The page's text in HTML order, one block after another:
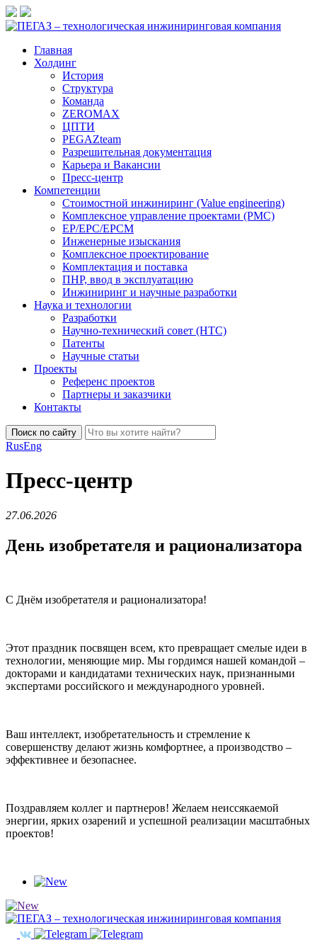
Главная
Холдинг
История
Структура
Команда
ZEROMAX
ЦПТИ
PEGAZteam
Разрешительная документация
Карьера и Вакансии
Пресс-центр
Компетенции
Стоимостной инжиниринг (Value engineering)
Комплексное управление проектами (PMC)
EP/EPC/EPCM
Инженерные изыскания
Комплексное проектирование
Комплектация и поставка
ПНР, ввод в эксплуатацию
Инжиниринг и научные разработки
Наука и технологии
Разработки
Научно-технический совет (НТС)
Патенты
Научные статьи
Проекты
Референс проектов
Партнеры и заказчики
Контакты
Поиск по сайту
RusEng
Пресс-центр
27.06.2026
День изобретателя и рационализатора
С Днём изобретателя и рационализатора!
Этот праздник посвящен всем, кто превращает смелые идеи в
технологии, меняющие мир. Мы гордимся нашей командой –
докторами и кандидатами технических наук, признанными
экспертами российского и международного уровней.
Ваш интеллект, изобретательность и стремление к
совершенству делают жизнь комфортнее, а производство –
эффективнее и безопаснее.
Поздравляем коллег и партнеров! Желаем неиссякаемой
энергии, ярких озарений и успешной реализации масштабных
проектов!